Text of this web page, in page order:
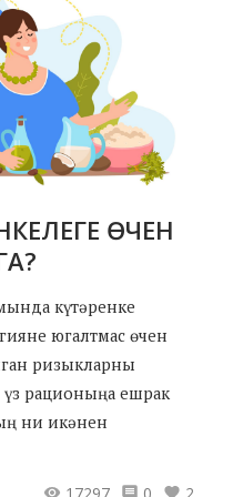
ӨЧЕН
күтәренке
югалтмас өчен
ризыкларны
рационыңа ешрак
ни икәнен
17297
0 2